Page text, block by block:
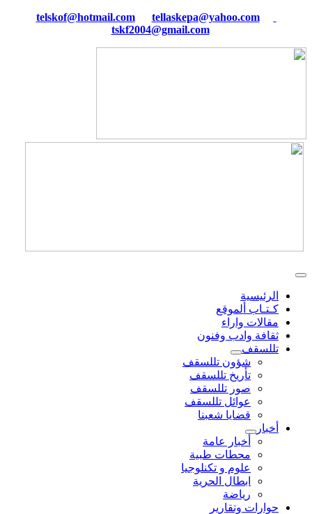
tellaskepa@yahoo.com
tskf2004@gmail.com
الرئيسية
كـتـاب ألموقع
مقالات واراء
ثقافة وادب وفنون
تللسقف
شؤون تللسقف
تأريخ تللسقف
صور تللسقف
عوائل تللسقف
قضايا شعبنا
أخبار
أخبار عامة
محطات طبية
علوم و تکنلوجیا
ابطال الحرية
رياضة
حوارات وتقارير